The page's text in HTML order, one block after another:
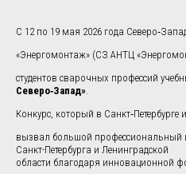
С 12 по 19 мая 2026 года
«Энергомонтаж» (СЗ АНТЦ
студентов сварочных профессий
Северо‑Запад»
Конкурс, который в
вызвал большой профессиональный
Санкт-Петербурга и Ленинградской
области благодаря инновационной